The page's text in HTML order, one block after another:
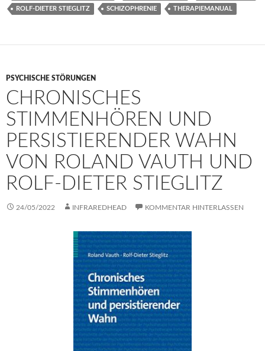
ROLF-DIETER STIEGLITZ SCHIZOPHRENIE THERAPIEMANUAL
PSYCHISCHE STÖRUNGEN
CHRONISCHES
STIMMENHÖREN UND
PERSISTIERENDER WAHN
VON ROLAND VAUTH UND
ROLF-DIETER STIEGLITZ
24/05/2022 INFRAREDHEAD KOMMENTAR HINTERLASSEN